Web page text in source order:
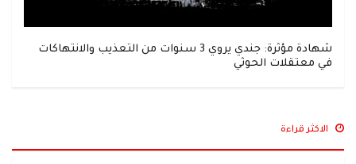
شهادة مؤثرة: جندي يروي 3 سنوات من التعذيب والانتهاكات
في معتقلات الحوثي
الاكثر قراءة